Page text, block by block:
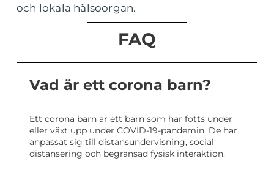
och lokala hälsoorgan.
FAQ
Vad är ett corona barn?
Ett corona barn är ett barn som har fötts under
eller växt upp under COVID-19-pandemin. De har
anpassat sig till distansundervisning, social
distansering och begränsad fysisk interaktion.